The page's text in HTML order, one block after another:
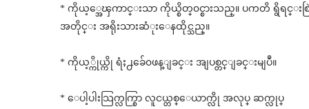
* ကိုယ့္အေၾကာင္းသာ ကိုယ္စိတ္၀င္စားသည္။ ပကတိ ရွိရင္းစ
အတိုင္း အရိုးသားဆံုးေနထိုင္သည္။
* ကိုယ့္ကိုယ္ကို ရံႈ႕ခ်ေ၀ဖန္ျခင္း အျပစ္တင္ျခင္းမျပဳ။
* ေပါ့ပါးသြက္လက္စြာ လူငယ္တစ္ေယာက္လို အလုပ္ ဆက္လုပ္